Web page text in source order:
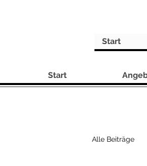
Start
Alle Beiträge
Start